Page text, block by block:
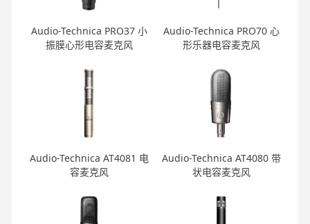
Audio-Technica PRO37 小
振膜心形电容麦克风
Audio-Technica PRO70 心
形乐器电容麦克风
Audio-Technica AT4081 电
容麦克风
Audio-Technica AT4080 带
状电容麦克风